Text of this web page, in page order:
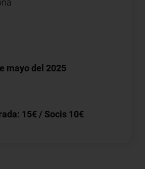
mayo del 2025
15€ / Socis 10€